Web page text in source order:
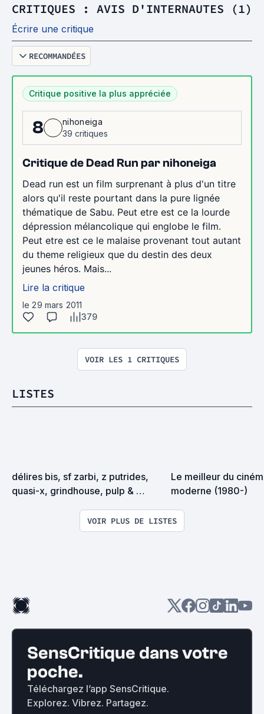
CRITIQUES : AVIS D'INTERNAUTES (1)
Écrire une critique
RECOMMANDÉES
Critique positive la plus appréciée
8
nihoneiga
39 critiques
Critique de Dead Run par nihoneiga
Dead run est un film surprenant à plus d'un titre
alors qu'il reste pourtant dans la pure lignée
thématique de Sabu. Peut etre est ce la lourde
dépression mélancolique qui englobe le film.
Peut etre est ce le malaise provenant tout autant
du theme religieux que du destin des deux
jeunes héros. Mais...
Lire la critique
le 29 mars 2011
379
VOIR LES 1 CRITIQUES
LISTES
délires bis, sf zarbi, z putrides,
quasi-x, grindhouse, pulp &
Le meilleur du
moderne (1980-)
VOIR PLUS DE LISTES
SensCritique dans votre
poche.
Téléchargez l’app SensCritique.
Explorez. Vibrez. Partagez.